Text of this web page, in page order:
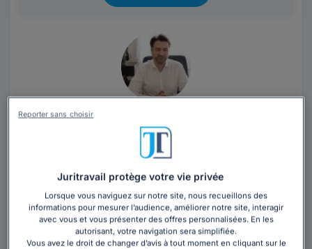
Maître Stéphane TANGUY
Maine-et-Loire Angers, 49000
Titulaire d’un DESS en droit du travail et du Certificat
d’Aptitude à la Profession d’Avocat, je suis inscrit au
Barreau d’Angers...Lire la suite
Juritravail protège votre vie privée
Lorsque vous naviguez sur notre site, nous recueillons des
informations pour mesurer l’audience, améliorer notre site, interagir
avec vous et vous présenter des offres personnalisées. En les
autorisant, votre navigation sera simplifiée.
Vous avez le droit de changer d’avis à tout moment en cliquant sur le
Reporter sans choisir